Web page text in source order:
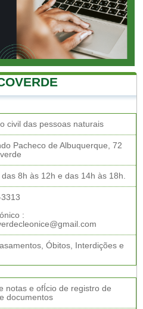
civil das pessoas naturais
Pacheco de Albuquerque, 72
das 8h às 12h e das 14h às 18h.
:
Óbitos, Interdições e
notas e ofÍcio de registro de
documentos